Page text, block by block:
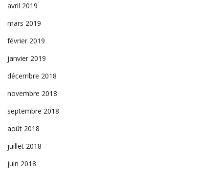
avril 2019
mars 2019
février 2019
janvier 2019
décembre 2018
novembre 2018
septembre 2018
août 2018
juillet 2018
juin 2018